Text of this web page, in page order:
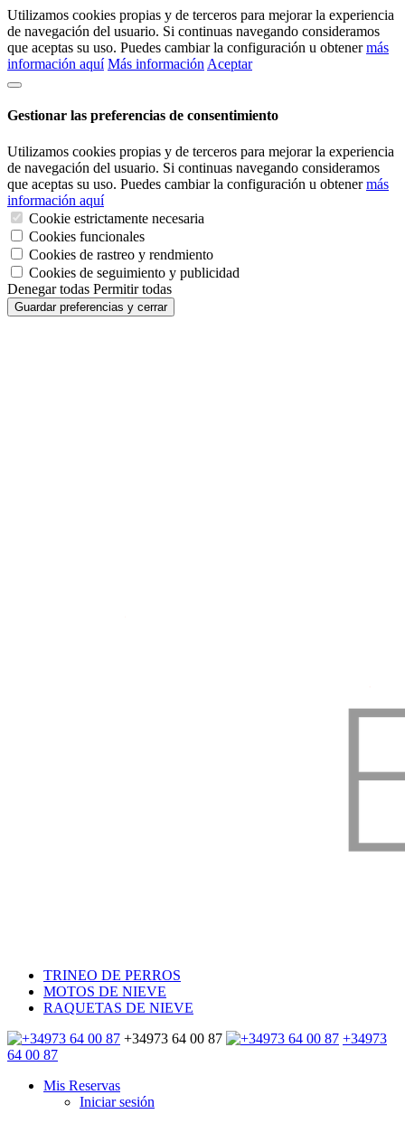
Utilizamos cookies propias y de terceros para mejorar la experiencia
de navegación del usuario. Si continuas navegando consideramos
que aceptas su uso. Puedes cambiar la configuración u obtenermás
información aquí Más información Aceptar
Gestionar las preferencias de consentimiento
Utilizamos cookies propias y de terceros para mejorar la experiencia
de navegación del usuario. Si continuas navegando consideramos
que aceptas su uso. Puedes cambiar la configuración u obtenermás
información aquí
Cookie estrictamente necesaria
Cookies funcionales
Cookies de rastreo y rendmiento
Cookies de seguimiento y publicidad
Denegar todas Permitir todas
Guardar preferencias y cerrar
TRINEO DE PERROS
MOTOS DE NIEVE
RAQUETAS DE NIEVE
+34973 64 00 87
+34973
64 00 87
Mis Reservas
Iniciar sesión